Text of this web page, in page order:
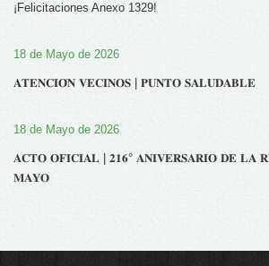
¡Felicitaciones Anexo 1329!
18 de Mayo de 2026
𝐀𝐓𝐄𝐍𝐂𝐈𝐎́𝐍 𝐕𝐄𝐂𝐈𝐍𝐎𝐒 | 𝐏𝐔𝐍𝐓𝐎 𝐒𝐀𝐋𝐔𝐃𝐀𝐁𝐋𝐄
18 de Mayo de 2026
𝐀𝐂𝐓𝐎 𝐎𝐅𝐈𝐂𝐈𝐀𝐋 | 𝟐𝟏𝟔° 𝐀𝐍𝐈𝐕𝐄𝐑𝐒𝐀𝐑𝐈𝐎 𝐃𝐄 𝐋𝐀
𝐌𝐀𝐘𝐎